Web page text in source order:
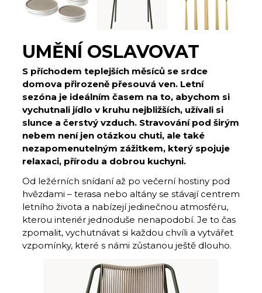
UMĚNÍ OSLAVOVAT
S příchodem teplejších měsíců se srdce
domova přirozeně přesouvá ven. Letní
sezóna je ideálním časem na to, abychom si
vychutnali jídlo v kruhu nejbližších, užívali si
slunce a čerstvý vzduch. Stravování pod širým
nebem není jen otázkou chuti, ale také
nezapomenutelným zážitkem, který spojuje
relaxaci, přírodu a dobrou kuchyni.
Od ležérních snídaní až po večerní hostiny pod
hvězdami – terasa nebo altány se stávají centrem
letního života a nabízejí jedinečnou atmosféru,
kterou interiér jednoduše nenapodobí. Je to čas
zpomalit, vychutnávat si každou chvíli a vytvářet
vzpomínky, které s námi zůstanou ještě dlouho.